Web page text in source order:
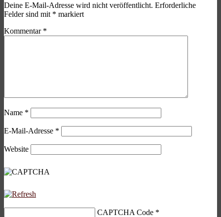
Deine E-Mail-Adresse wird nicht veröffentlicht. Erforderliche
Felder sind mit * markiert
Kommentar *
Name *
E-Mail-Adresse *
Website
CAPTCHA Code *